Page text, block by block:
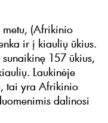
metu, (Afrikinio
ir į kiaulių ūkius.
157 ūkius,
Laukinėje
tai yra Afrikinio
dalinosi